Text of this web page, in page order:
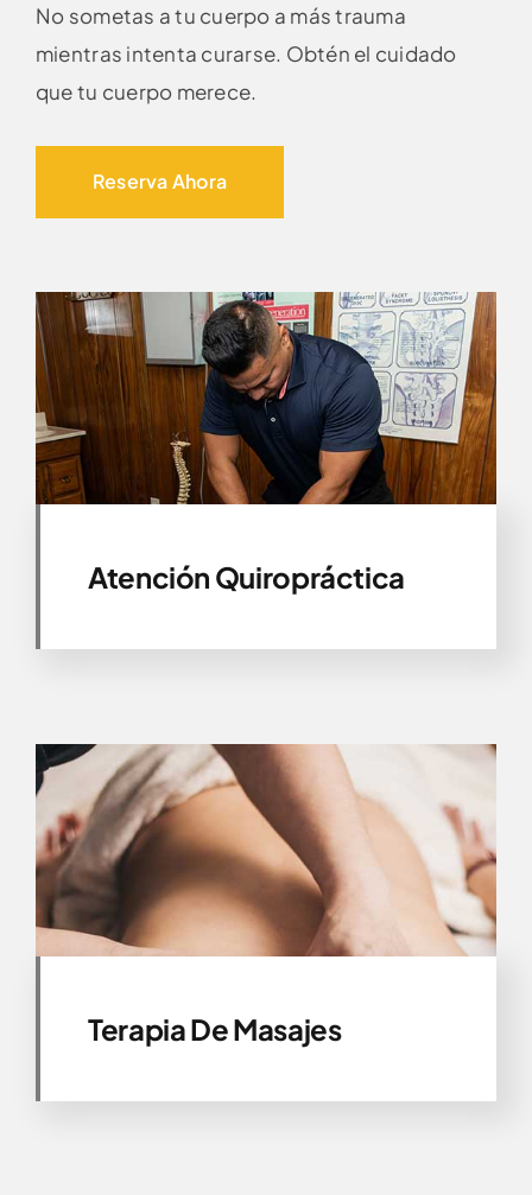
No sometas a tu cuerpo a más trauma
mientras intenta curarse. Obtén el cuidado
que tu cuerpo merece.
Reserva Ahora
Atención Quiropráctica
Terapia De Masajes